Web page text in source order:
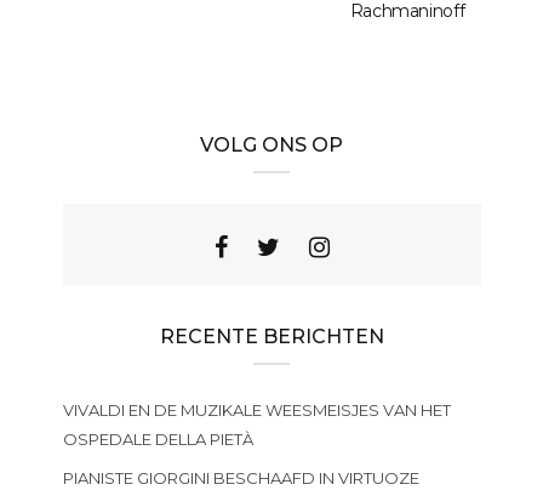
Rachmaninoff
VOLG ONS OP
RECENTE BERICHTEN
VIVALDI EN DE MUZIKALE WEESMEISJES VAN HET
OSPEDALE DELLA PIETÀ
PIANISTE GIORGINI BESCHAAFD IN VIRTUOZE